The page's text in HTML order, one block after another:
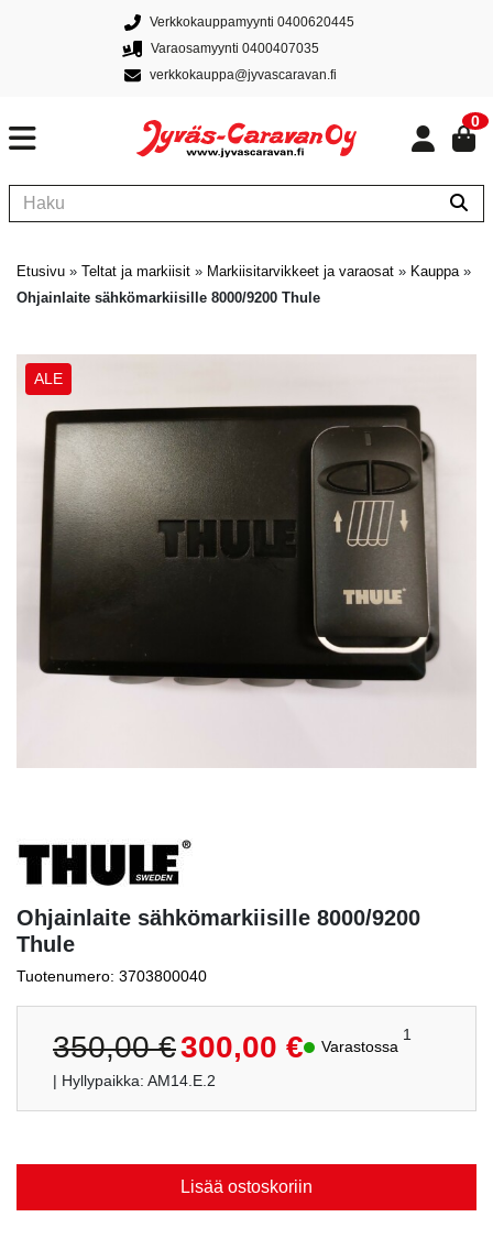
Verkkokauppamyynti 0400620445
Varaosamyynti 0400407035
verkkokauppa@jyvascaravan.fi
0
Etusivu » Teltat ja markiisit » Markiisitarvikkeet ja varaosat » Kauppa»
Ohjainlaite sähkömarkiisille 8000/9200 Thule
ALE
Ohjainlaite sähkömarkiisille 8000/9200
Thule
Tuotenumero: 3703800040
350,00€
Alkuperäinen
hinta
oli:
350,00 €.
300,00 €
Nykyinen
hinta
on:
300,00 €.
Varastossa
1
| Hyllypaikka: AM14.E.2
Lisää ostoskoriin